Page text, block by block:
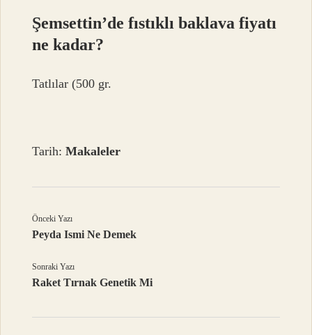
Şemsettin’de fıstıklı baklava fiyatı
ne kadar?
Tatlılar (500 gr.
Tarih:Makaleler
Önceki Yazı
Peyda Ismi Ne Demek
Sonraki Yazı
Raket Tırnak Genetik Mi